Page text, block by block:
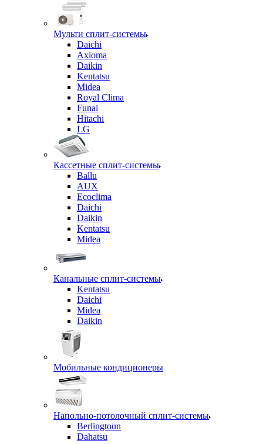
Мульти сплит-системы
Daichi
Axioma
Daikin
Kentatsu
Midea
Royal Clima
Funai
Hitachi
LG
Кассетные сплит-системы
Ballu
AUX
Ecoclima
Daichi
Daikin
Kentatsu
Midea
Канальные сплит-системы
Kentatsu
Daichi
Midea
Daikin
Мобильные кондиционеры
Напольно-потолочный сплит-системы
Berlingtoun
Dahatsu